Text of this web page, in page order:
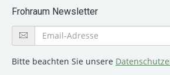
Frohraum Newsletter
Bitte beachten Sie unsere